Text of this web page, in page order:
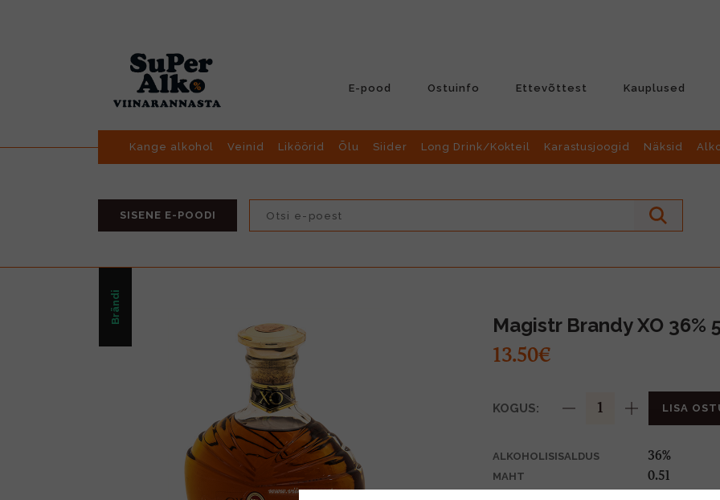
E-pood Ostuinfo Ettevõttest Kauplused
Kange alkohol Veinid Liköörid Õlu Siider Long Drink/Kokteil Karastusjoogid Näksid
SISENE E-POODI
Brändi
Magistr Brandy XO 36%
13.50€
KOGUS: LISA
ALKOHOLISISALDUS 36%
MAHT 0.5l